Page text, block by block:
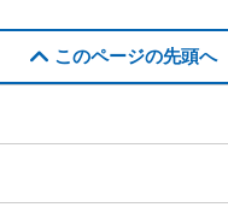
このページの先頭へ